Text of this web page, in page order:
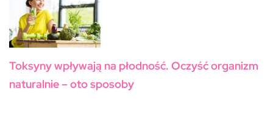
Toksyny wpływają na płodność. Oczyść organizm
naturalnie – oto sposoby